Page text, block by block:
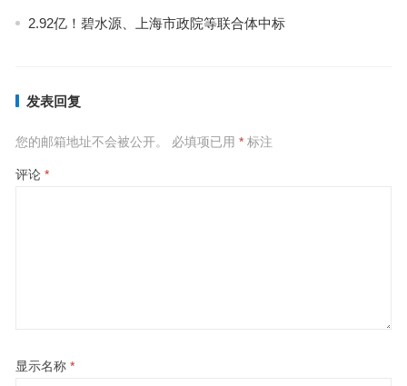
2.92亿！碧水源、上海市政院等联合体中标
发表回复
您的邮箱地址不会被公开。 必填项已用 *标注
评论 *
显示名称 *